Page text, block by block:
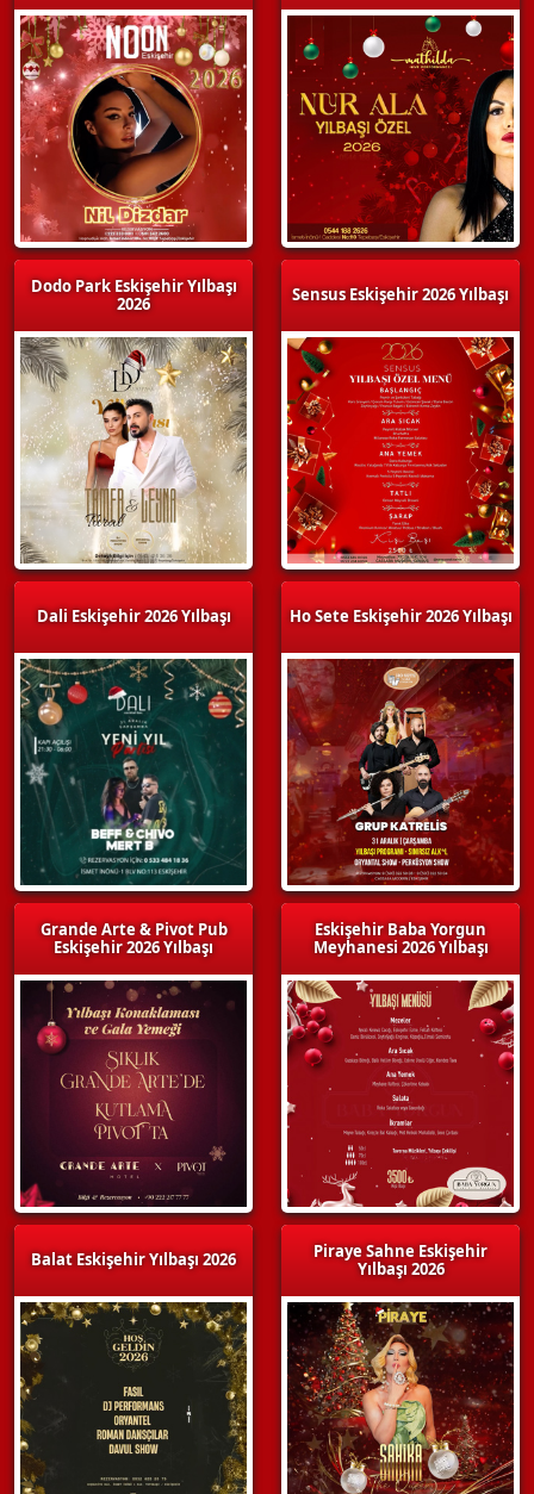
Dodo Park Eskişehir Yılbaşı
2026
Dali Eskişehir 2026 Yılbaşı
Grande Arte & Pivot Pub
Eskişehir 2026 Yılbaşı
Balat Eskişehir Yılbaşı 2026
Sensus Eskişehir 2026 Yılbaşı
Ho Sete Eskişehir 2026 Yılbaşı
Eskişehir Baba Yorgun
Meyhanesi 2026 Yılbaşı
Piraye Sahne Eskişehir
Yılbaşı 2026